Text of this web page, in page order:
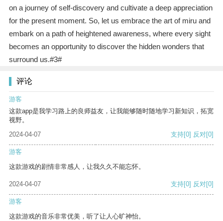
on a journey of self-discovery and cultivate a deep appreciation
for the present moment. So, let us embrace the art of miru and
embark on a path of heightened awareness, where every sight
becomes an opportunity to discover the hidden wonders that
surround us.#3#
评论
游客
这款app是我学习路上的良师益友，让我能够随时随地学习新知识，拓宽
视野。
2024-04-07
支持[0] 反对[0]
游客
这款游戏的剧情非常感人，让我久久不能忘怀。
2024-04-07 支持[0] 反对[0]
游客
这款游戏的音乐非常优美，听了让人心旷神怡。